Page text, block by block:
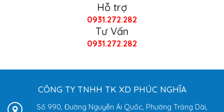
Hỗ trợ
0931.272.282
Tư Vấn
0931.272.282
CÔNG TY TNHH TK XD PHÚC NGHĨA
Số 990, Đường Nguyễn Ái Quốc, Phường Trảng Dài,